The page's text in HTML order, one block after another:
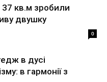
кв.м зробили
двушку
0
в дусі
в гармонії з